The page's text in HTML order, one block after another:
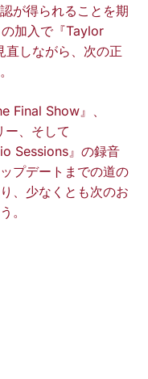
が得られることを期
加入で『Taylor
しながら、次の正
Final Show』、
ー、そして
Sessions』の録音
プデートまでの道の
、少なくとも次のお
。